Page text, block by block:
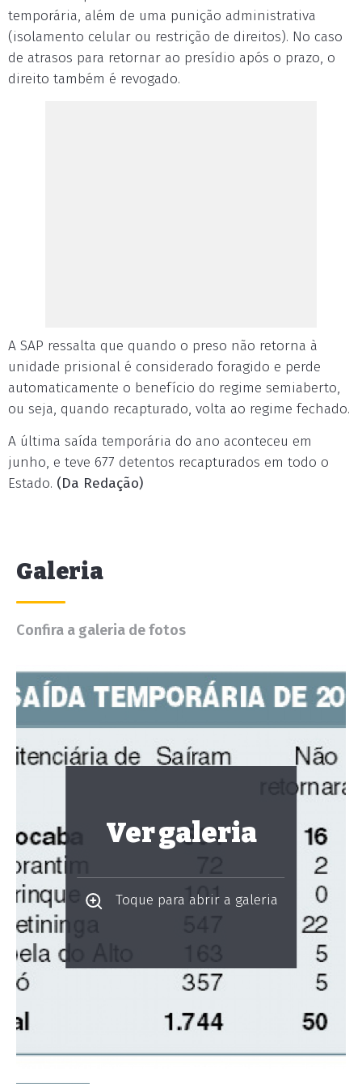
temporária, além de uma punição administrativa
(isolamento celular ou restrição de direitos). No caso
de atrasos para retornar ao presídio após o prazo, o
direito também é revogado.
A SAP ressalta que quando o preso não retorna à
unidade prisional é considerado foragido e perde
automaticamente o benefício do regime semiaberto,
ou seja, quando recapturado, volta ao regime fechado.
A última saída temporária do ano aconteceu em
junho, e teve 677 detentos recapturados em todo o
Estado. (Da Redação)
Galeria
Confira a galeria de fotos
Ver galeria
Toque para abrir a galeria